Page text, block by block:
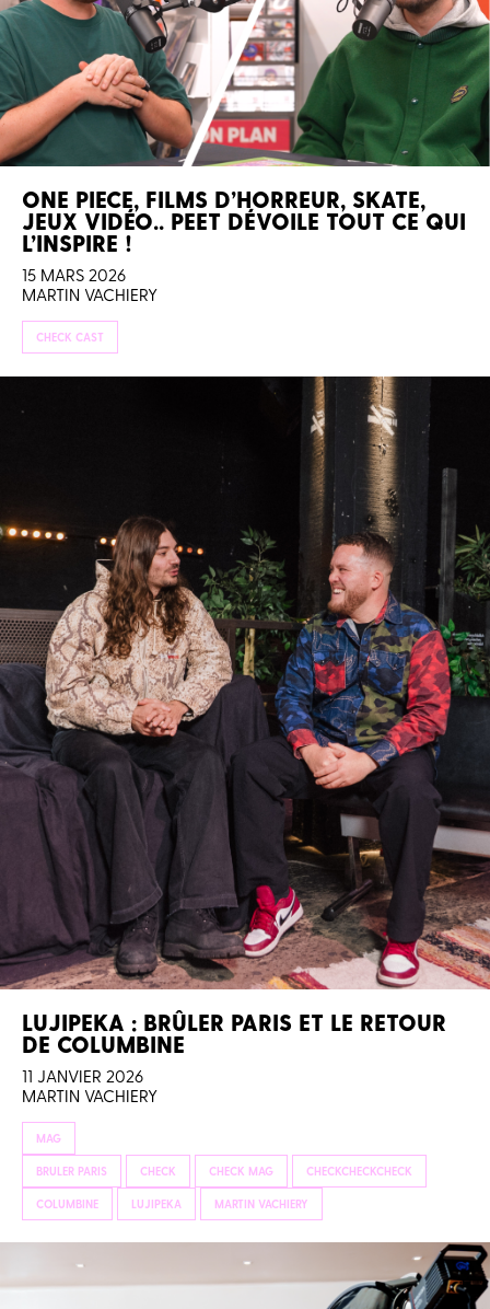
ONE PIECE, FILMS D’HORREUR, SKATE,
JEUX VIDÉO.. PEET DÉVOILE TOUT CE QUI
L’INSPIRE !
15 MARS 2026
MARTIN VACHIERY
CHECK CAST
LUJIPEKA : BRÛLER PARIS ET LE RETOUR
DE COLUMBINE
11 JANVIER 2026
MARTIN VACHIERY
MAG
BRULER PARIS CHECK CHECK MAG CHECKCHECKCHECK
COLUMBINE LUJIPEKA MARTIN VACHIERY